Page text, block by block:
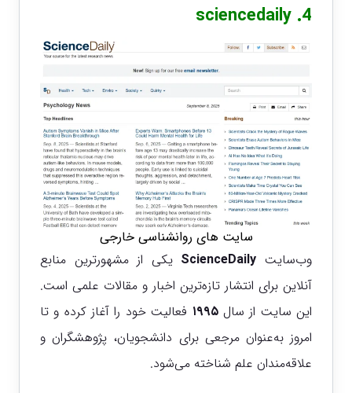
4.
sciencedaily
سایت های روانشناسی خارجی
وب‌سایت ScienceDaily یکی از مشهورترین منابع
آنلاین برای انتشار تازه‌ترین اخبار و مقالات علمی است.
این سایت از سال۱۹۹۵ فعالیت خود را آغاز کرده و تا
امروز به‌عنوان مرجعی برای دانشجویان، پژوهشگران و
علاقه‌مندان علم شناخته می‌شود.